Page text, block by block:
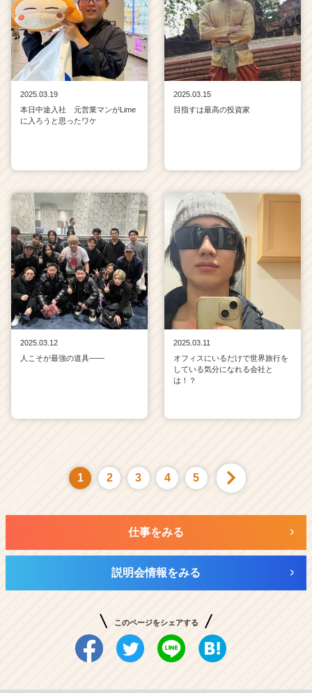
2025.03.19
本日中途入社 元営業マンがLime
に入ろうと思ったワケ
2025.03.15
目指すは最高の投資家
2025.03.12
人こそが最強の道具——
2025.03.11
オフィスにいるだけで世界旅行を
している気分になれる会社と
は！？
1 2 3 4 5
仕事をみる
説明会情報をみる
このページをシェアする